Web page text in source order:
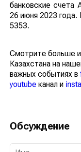
банковские счета
26 июня 2023 года.
5353.
Смотрите больше
Казахстана на
важных событиях в
youtube канал и
Обсуждение